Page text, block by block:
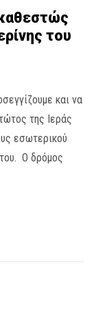
του
και να
της Ιεράς
εσωτερικού
Ο δρόμος